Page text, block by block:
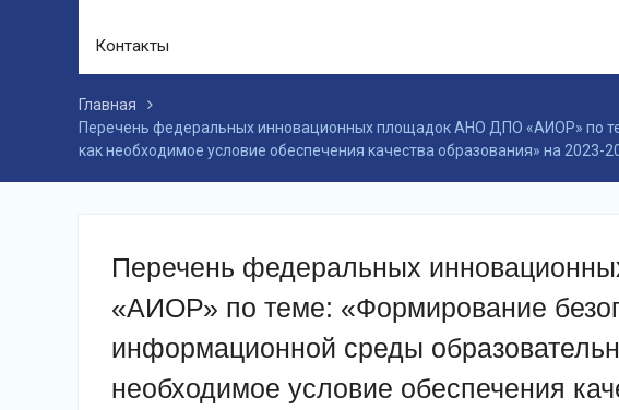
Контакты
Главная
Перечень федеральных инновационных площадок АНО ДПО «АИОР» по
как необходимое условие обеспечения качества образования» на 2023-
Перечень федеральных
«АИОР» по теме: «Формирование
информационной среды
необходимое условие обеспечения